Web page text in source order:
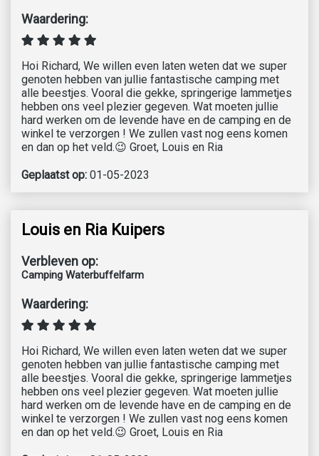
Waardering:
Hoi Richard, We willen even laten weten dat we super
genoten hebben van jullie fantastische camping met
alle beestjes. Vooral die gekke, springerige lammetjes
hebben ons veel plezier gegeven. Wat moeten jullie
hard werken om de levende have en de camping en de
winkel te verzorgen ! We zullen vast nog eens komen
en dan op het veld.😉 Groet, Louis en Ria
Geplaatst op: 01-05-2023
Louis en Ria Kuipers
Verbleven op:
Camping Waterbuffelfarm
Waardering:
Hoi Richard, We willen even laten weten dat we super
genoten hebben van jullie fantastische camping met
alle beestjes. Vooral die gekke, springerige lammetjes
hebben ons veel plezier gegeven. Wat moeten jullie
hard werken om de levende have en de camping en de
winkel te verzorgen ! We zullen vast nog eens komen
en dan op het veld.😉 Groet, Louis en Ria